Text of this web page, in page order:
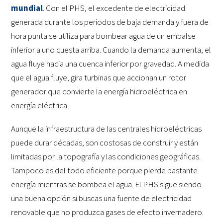
mundial. Con el PHS, el excedente de electricidad
generada durante los periodos de baja demanda y fuera de
hora punta se utiliza para bombear agua de un embalse
inferior a uno cuesta arriba. Cuando la demanda aumenta, el
agua fluye hacia una cuenca inferior por gravedad. A medida
que el agua fluye, gira turbinas que accionan un rotor
generador que convierte la energía hidroeléctrica en
energía eléctrica.
Aunque la infraestructura de las centrales hidroeléctricas
puede durar décadas, son costosas de construir y están
limitadas por la topografía y las condiciones geográficas.
Tampoco es del todo eficiente porque pierde bastante
energía mientras se bombea el agua. El PHS sigue siendo
una buena opción si buscas una fuente de electricidad
renovable que no produzca gases de efecto invernadero.